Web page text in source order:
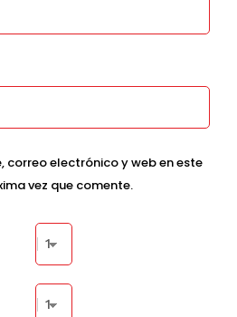
correo electrónico y web en este
vez que comente.